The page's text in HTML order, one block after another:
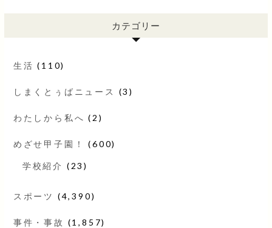
カテゴリー
生活 (110)
しまくとぅばニュース (3)
わたしから私へ (2)
めざせ甲子園！ (600)
学校紹介 (23)
スポーツ (4,390)
事件・事故 (1,857)